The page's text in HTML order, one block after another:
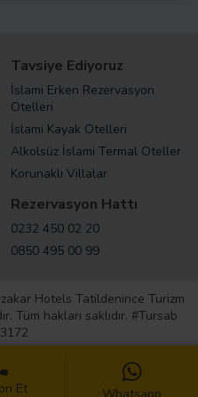
Et
Tavsiye Ediyoruz
İslami Erken Rezervasyon
Otelleri
İslami Kayak Otelleri
Alkolsüz İslami Termal Oteller
Korunaklı Villalar
Rezervasyon Hattı
0232 450 02 20
0850 495 00 99
Hotels Tatildenince Turizm
Tüm hakları saklıdır. #Tursab
Korunması
Sözleşmesi